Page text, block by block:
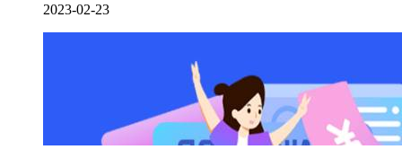
2023-02-23